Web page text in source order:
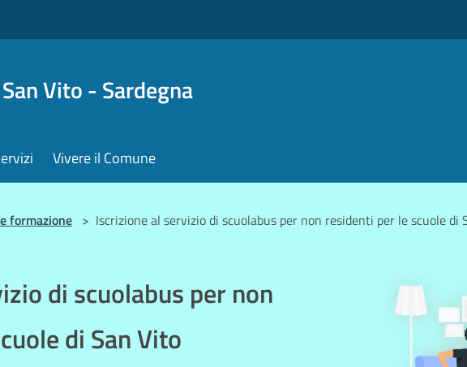
Vito - Sardegna
Vivere il Comune
formazione > Iscrizione al servizio di scuolabus per non residenti per le scuole di
di scuolabus per non
di San Vito